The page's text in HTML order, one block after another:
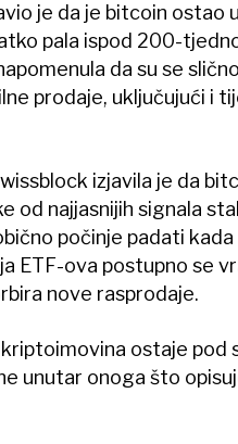
je da je bitcoin ostao u
pala ispod 200-
da su se
prodaje, uključujući i
izjavila je da
od najjasnijih signala
počinje padati
ETF-ova postupno se
nove rasprodaje.
ostaje pod
unutar onoga što